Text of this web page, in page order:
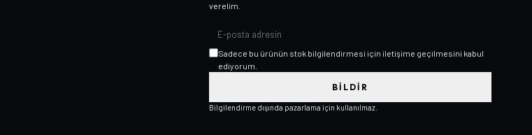
verelim.
Sadece bu ürünün stok bilgilendirmesi için iletişime geçilmesini kabul
ediyorum.
BILDIR
Bilgilendirme dışında pazarlama için kullanılmaz.